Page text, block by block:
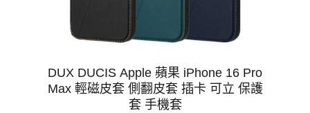
DUX DUCIS Apple 蘋果 iPhone 16 Pro
Max 輕磁皮套 側翻皮套 插卡 可立 保護
套 手機套